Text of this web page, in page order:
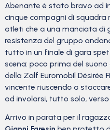
Abenante è stato bravo ad
cinque compagni di squadra
atleti che a una manciata di
resistenza del gruppo
tutto in un finale di gara
scena: poco prima del
della Zalf Euromobil
vincente riuscendo a
ad involarsi, tutto solo,
Arrivo in parata per il